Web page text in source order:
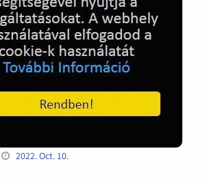
2024. Feb. 27.
Mindig van újra, és újra
2022. Nov. 05.
2022. Oct. 10.